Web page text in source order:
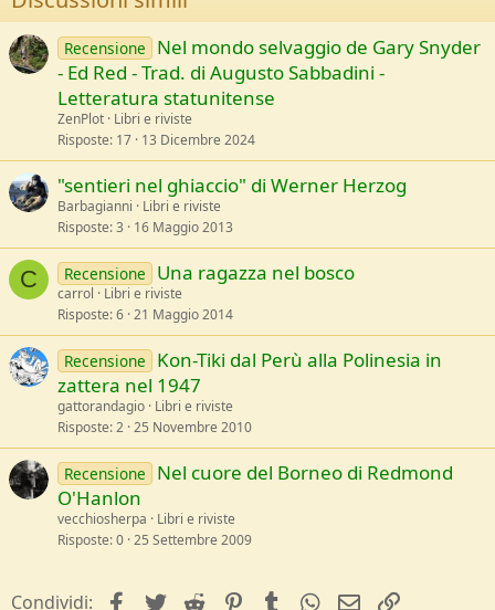
Recensione
Nel mondo selvaggio de Gary Snyder
- Ed Red - Trad. di Augusto Sabbadini -
Letteratura statunitense
ZenPlot Libri e riviste
Risposte 17 13 Dicembre 2024
"sentieri nel ghiaccio" di Werner Herzog
Barbagianni
Libri e riviste
Risposte 3 16 Maggio 2013
C Recensione Una ragazza nel bosco
carrol
Libri e riviste
Risposte 6 21 Maggio 2014
Recensione
Kon-Tiki dal Perù alla Polinesia in
zattera nel 1947
gattorandagio Libri e riviste
Risposte 2 25 Novembre 2010
Recensione
Nel cuore del Borneo di Redmond
O'Hanlon
vecchiosherpa
Libri e riviste
Risposte 0 25 Settembre 2009
Condividi: facebookTwitterReddit PinterestTumblrWhatsApp
e-mail